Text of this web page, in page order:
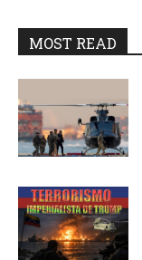
MOST READ